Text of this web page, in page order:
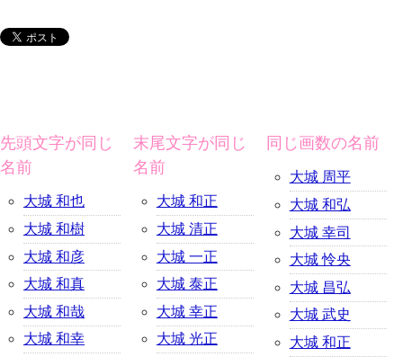
先頭文字が同じ
名前
大城 和也
大城 和樹
大城 和彦
大城 和真
大城 和哉
大城 和幸
末尾文字が同じ
名前
大城 和正
大城 清正
大城 一正
大城 泰正
大城 幸正
大城 光正
同じ画数の名前
大城 周平
大城 和弘
大城 幸司
大城 怜央
大城 昌弘
大城 武史
大城 和正